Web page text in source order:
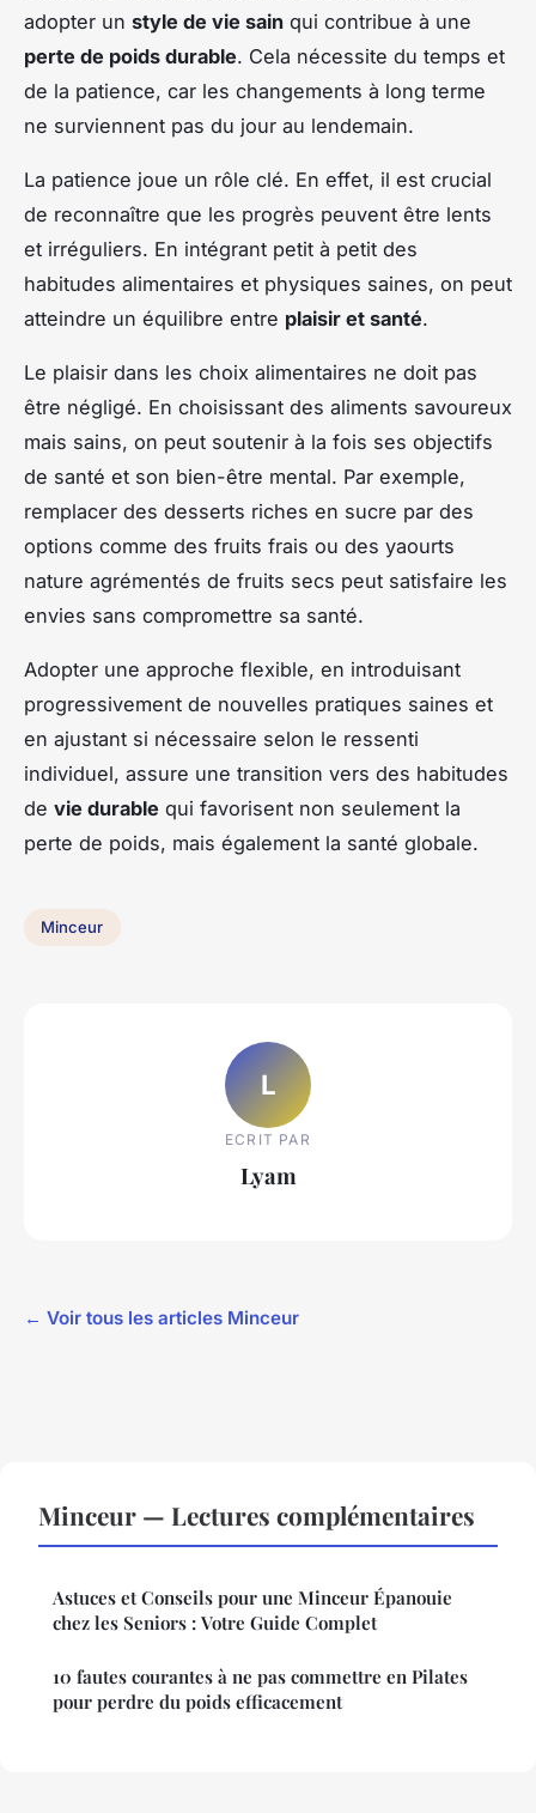
adopter un style de vie sain qui contribue à une
perte de poids durable. Cela nécessite du temps et
de la patience, car les changements à long terme
ne surviennent pas du jour au lendemain.
La patience joue un rôle clé. En effet, il est crucial
de reconnaître que les progrès peuvent être lents
et irréguliers. En intégrant petit à petit des
habitudes alimentaires et physiques saines, on peut
atteindre un équilibre entre plaisir et santé.
Le plaisir dans les choix alimentaires ne doit pas
être négligé. En choisissant des aliments savoureux
mais sains, on peut soutenir à la fois ses objectifs
de santé et son bien-être mental. Par exemple,
remplacer des desserts riches en sucre par des
options comme des fruits frais ou des yaourts
nature agrémentés de fruits secs peut satisfaire les
envies sans compromettre sa santé.
Adopter une approche flexible, en introduisant
progressivement de nouvelles pratiques saines et
en ajustant si nécessaire selon le ressenti
individuel, assure une transition vers des habitudes
de vie durable qui favorisent non seulement la
perte de poids, mais également la santé globale.
Minceur
L
ECRIT PAR
Lyam
← Voir tous les articles Minceur
Minceur — Lectures complémentaires
Astuces et Conseils pour une Minceur Épanouie
chez les Seniors : Votre Guide Complet
10 fautes courantes à ne pas commettre en Pilates
pour perdre du poids efficacement